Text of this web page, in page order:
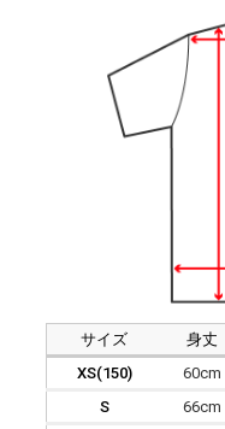
サイズ 身丈
XS(150)
60cm
S
66cm